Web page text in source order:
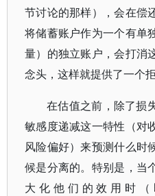
节讨论的那样），会在偿
将储蓄账户作为一个有单
量）的独立账户，会打消
念头，这样就提供了一个
在估值之前，除了损
敏感度递减这一特性（对
风险偏好）来预测什么时
候是分离的。特别是，当
大化他们的效用时（